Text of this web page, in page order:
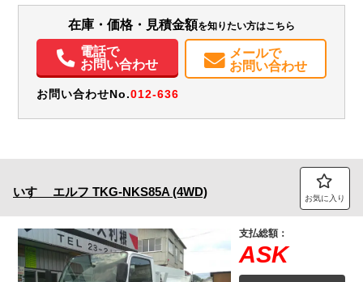
エアコン パワステ パワーウィンドウ ABS エアバッグ
集中ドアロック
電動格納ミラー在庫・価格・見積金額を知りたい方はこちら
電話で
お問い合わせ
メールで
お問い合わせ
お問い合わせNo.012-636
いすゞ エルフ TKG-NKS85A (4WD) お気に入り
支払総額：
ASK